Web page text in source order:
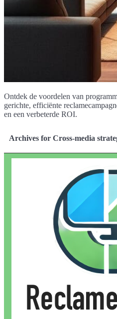
Ontdek de voordelen van
gerichte, efficiënte
en een verbeterde ROI.
Archives for Cross-media